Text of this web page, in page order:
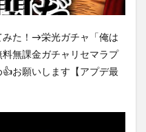
みた！→栄光ガチャ「俺は
無課金ガチャリセマラプ
お願いします【アプデ最